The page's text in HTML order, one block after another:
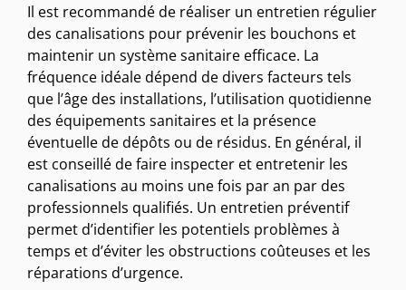
Il est recommandé de réaliser un entretien régulier
des canalisations pour prévenir les bouchons et
maintenir un système sanitaire efficace. La
fréquence idéale dépend de divers facteurs tels
que l’âge des installations, l’utilisation quotidienne
des équipements sanitaires et la présence
éventuelle de dépôts ou de résidus. En général, il
est conseillé de faire inspecter et entretenir les
canalisations au moins une fois par an par des
professionnels qualifiés. Un entretien préventif
permet d’identifier les potentiels problèmes à
temps et d’éviter les obstructions coûteuses et les
réparations d’urgence.